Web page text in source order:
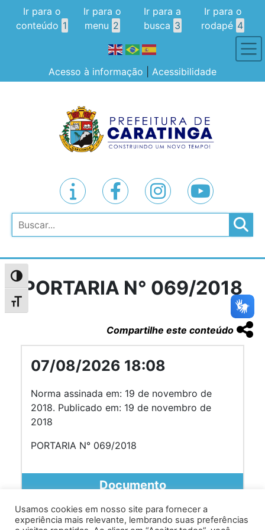
Alternar alto contraste
Alternar tamanho da fonte
Ir para o
conteúdo 1
Ir para o
menu 2
Ir para a
busca 3
Ir para o
rodapé 4
Acesso à informação Acessibilidade
Pesquisar
PORTARIA N° 069/2018
Compartilhe este conteúdo
07/08/2026 18:08
Norma assinada em: 19 de novembro de
2018. Publicado em: 19 de novembro de
2018
PORTARIA N° 069/2018
Documento
Usamos cookies em nosso site para fornecer a
experiência mais relevante, lembrando suas preferências